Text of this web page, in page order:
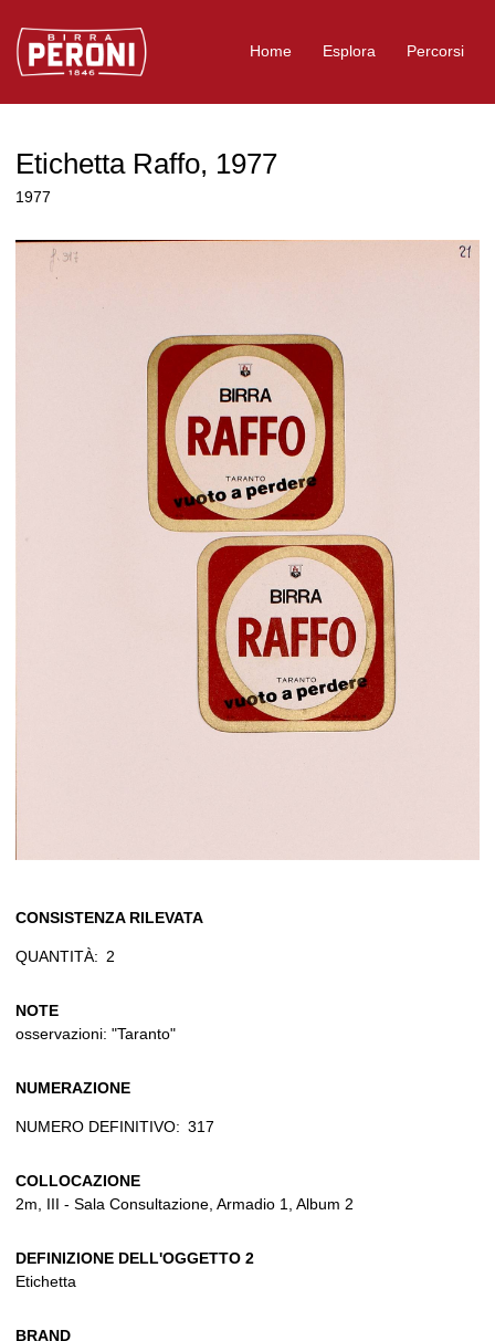
Logo Birra Peroni
Home Esplora Percorsi
Etichetta Raffo, 1977
1977
CONSISTENZA RILEVATA
QUANTITÀ: 2
NOTE
osservazioni: "Taranto"
NUMERAZIONE
NUMERO DEFINITIVO: 317
COLLOCAZIONE
2m, III - Sala Consultazione, Armadio 1, Album 2
DEFINIZIONE DELL'OGGETTO 2
Etichetta
BRAND